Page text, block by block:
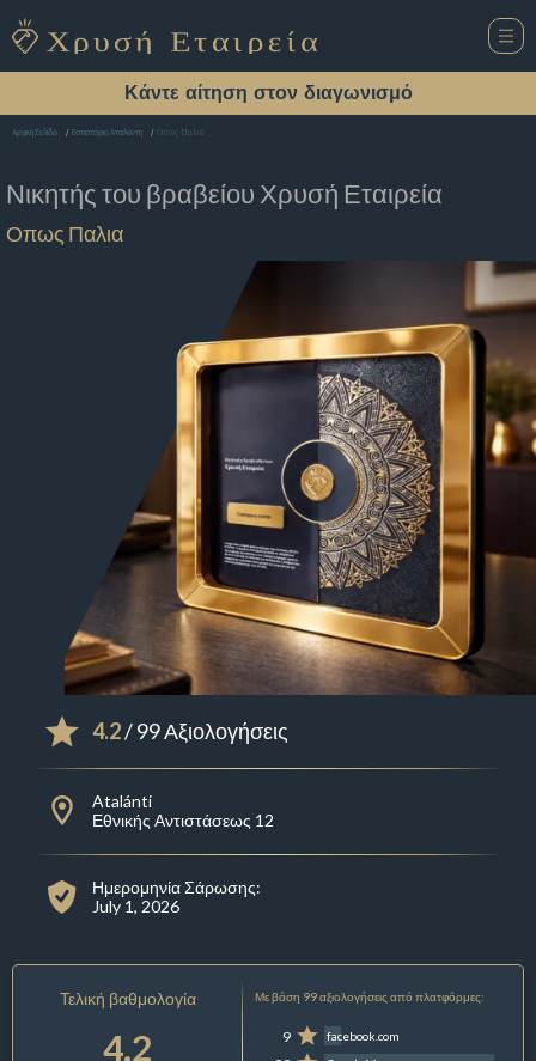
Κάντε αίτηση στον διαγωνισμό
Αρχική Σελίδα Εστιατόριο Αταλαντη Οπως Παλια
Νικητής του βραβείου Χρυσή Εταιρεία
Οπως Παλια
4.2/ 99 Αξιολογήσεις
Atalánti
Εθνικής Αντιστάσεως 12
Ημερομηνία Σάρωσης:
July 1, 2026
Τελική βαθμολογία
4.2
Με βάση 99 αξιολογήσεις από πλατφόρμες:
9 facebook.com